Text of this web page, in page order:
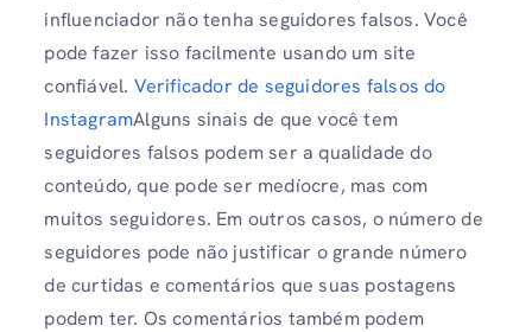
influenciador não tenha seguidores falsos. Você
pode fazer isso facilmente usando um site
confiável. Verificador de seguidores falsos do
InstagramAlguns sinais de que você tem
seguidores falsos podem ser a qualidade do
conteúdo, que pode ser medíocre, mas com
muitos seguidores. Em outros casos, o número de
seguidores pode não justificar o grande número
de curtidas e comentários que suas postagens
podem ter. Os comentários também podem